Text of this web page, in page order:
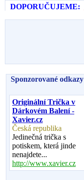
DOPORUČUJEME:
Sponzorované odkazy
Originální Trička v
Dárkovém Balení -
Xavier.cz
Česká republika
Jedinečná trička s
potiskem, která jinde
nenajdete...
http://www.xavier.cz